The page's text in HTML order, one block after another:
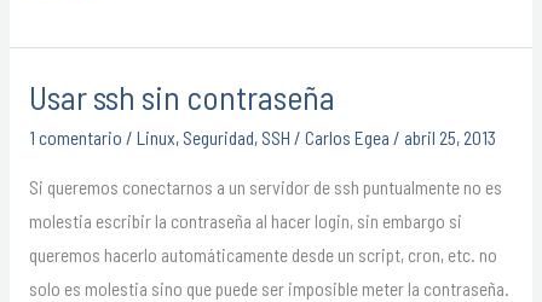
Usar ssh sin contraseña
1 comentario / Linux, Seguridad, SSH / Carlos Egea / abril 25, 2013
Si queremos conectarnos a un servidor de ssh puntualmente no es
molestia escribir la contraseña al hacer login, sin embargo si
queremos hacerlo automáticamente desde un script, cron, etc. no
solo es molestia sino que puede ser imposible meter la contraseña.
Usar
contraseña